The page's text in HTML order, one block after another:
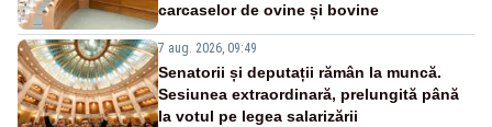
carcaselor de ovine și bovine
7 aug. 2026, 09:49
Senatorii și deputații rămân la muncă.
Sesiunea extraordinară, prelungită până
la votul pe legea salarizării